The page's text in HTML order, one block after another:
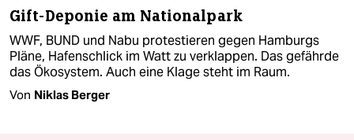
Gift-Deponie am Nationalpark
WWF, BUND und Nabu protestieren gegen Hamburgs
Pläne, Hafenschlick im Watt zu verklappen. Das gefährde
das Ökosystem. Auch eine Klage steht im Raum.
Von Niklas Berger